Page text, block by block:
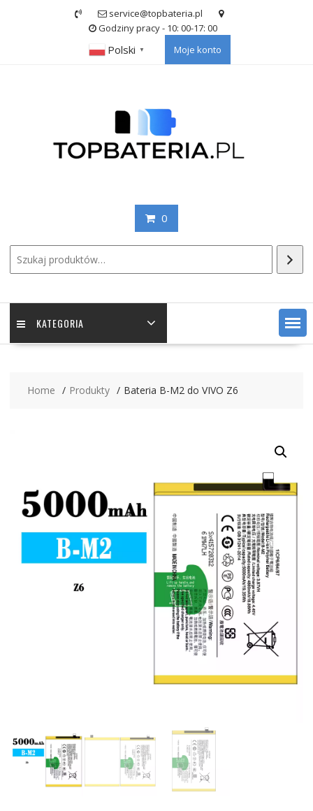
service@topbateria.pl
Godziny pracy - 10: 00-17: 00
Polski ▼ Moje konto
0
KATEGORIA
Home Produkty Bateria B-M2 do VIVO Z6